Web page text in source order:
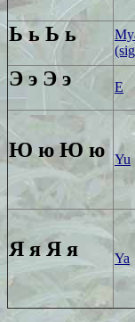
Ь ь Ь ь
Э э Э э E
Ю юЮ ю Yu
Я яЯ я Ya